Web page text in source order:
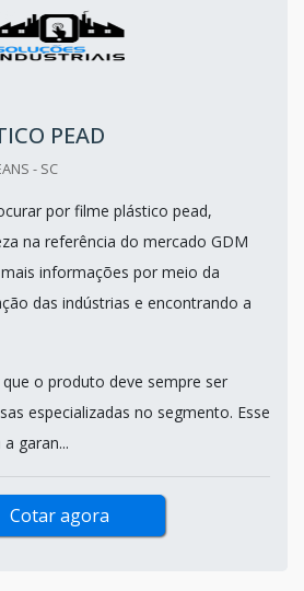
PEAD
- SC
por filme plástico pead,
na referência do mercado GDM
informações por meio da
das indústrias e encontrando a
o produto deve sempre ser
especializadas no segmento. Esse
garan...
Cotar agora